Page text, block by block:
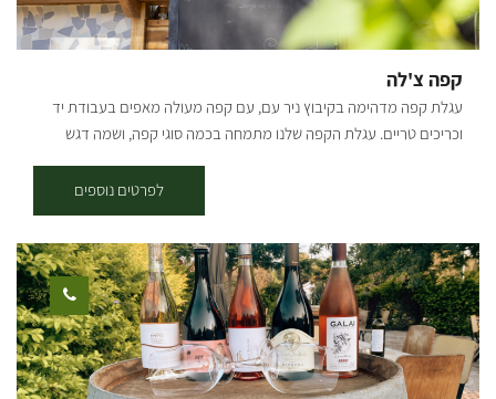
והכמה ... כל המוצרים והציוד של הסדנה הינם כשרים. בימי שישי ושבת
מוזמנים להגיע ולהנות מארוחת אסאדו, בתיאום מראש
קפה צ'לה
עגלת קפה מדהימה בקיבוץ ניר עם, עם קפה מעולה מאפים בעבודת יד
וכריכים טריים. עגלת הקפה שלנו מתמחה בכמה סוגי קפה, ושמה דגש
הקולינרית שתמצאו אצלנו, תוכלו גם לחוות את השלווה שמעניק הקיבוץ
ids="30203,30201,30199,30197,30195,30193,30191,30189"
orderby="rand"]
לפרטים נוספים